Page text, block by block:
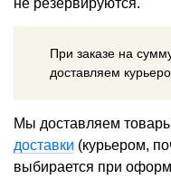
не резервируются.
При заказе на
доставляем
Мы доставляем
доставки (курьером,
выбирается при